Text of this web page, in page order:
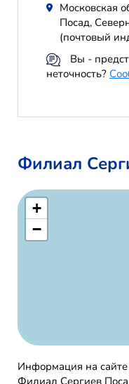
Московская
Посад,
(почтовый
Вы -
неточность?
Филиал
+
−
Информация на